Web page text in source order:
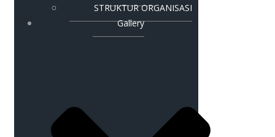
STRUKTUR ORGANISASI
Gallery